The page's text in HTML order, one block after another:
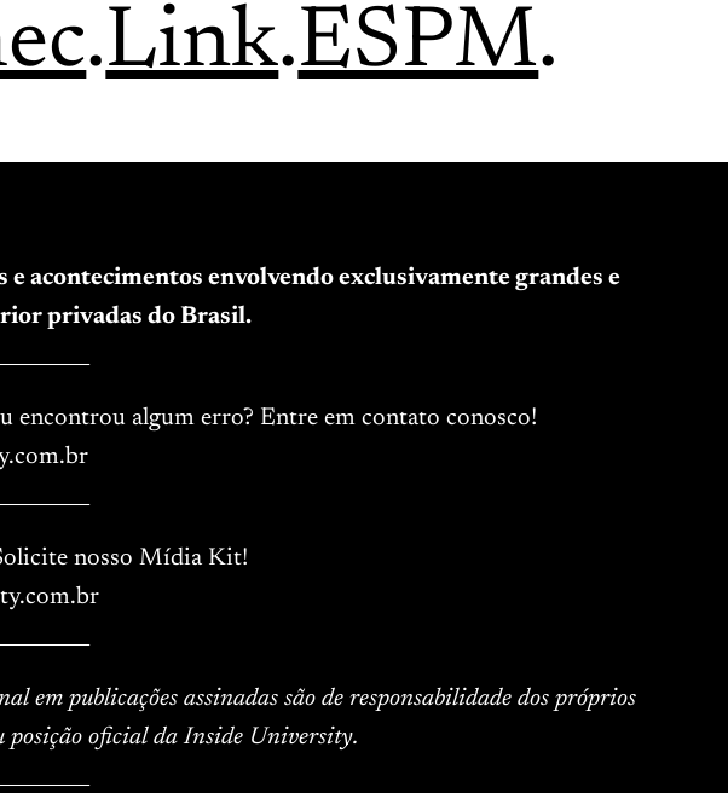
.Link.ESPM.
acontecimentos envolvendo exclusivamente grandes e
privadas do Brasil.
encontrou algum erro? Entre em contato conosco!
nosso Mídia Kit!
em publicações assinadas são de responsabilidade dos próprios
posição oficial da Inside University.